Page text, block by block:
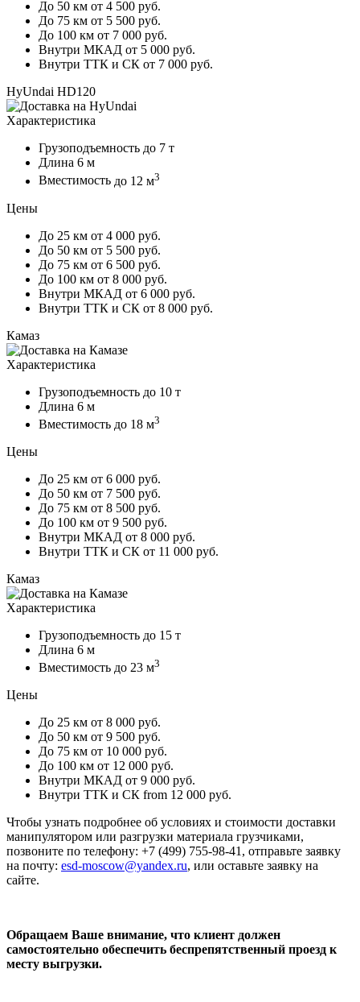
До 50 км от 4 500 руб.
До 75 км от 5 500 руб.
До 100 км от 7 000 руб.
Внутри МКАД от 5 000 руб.
Внутри ТТК и СК от 7 000 руб.
HyUndai HD120
Характеристика
Грузоподъемность до 7 т
Длина 6 м
Вместимость до 12 м3
Цены
До 25 км от 4 000 руб.
До 50 км от 5 500 руб.
До 75 км от 6 500 руб.
До 100 км от 8 000 руб.
Внутри МКАД от 6 000 руб.
Внутри ТТК и СК от 8 000 руб.
Камаз
Характеристика
Грузоподъемность до 10 т
Длина 6 м
Вместимость до 18 м3
Цены
До 25 км от 6 000 руб.
До 50 км от 7 500 руб.
До 75 км от 8 500 руб.
До 100 км от 9 500 руб.
Внутри МКАД от 8 000 руб.
Внутри ТТК и СК от 11 000 руб.
Камаз
Характеристика
Грузоподъемность до 15 т
Длина 6 м
Вместимость до 23 м3
Цены
До 25 км от 8 000 руб.
До 50 км от 9 500 руб.
До 75 км от 10 000 руб.
До 100 км от 12 000 руб.
Внутри МКАД от 9 000 руб.
Внутри ТТК и СК from 12 000 руб.
Чтобы узнать подробнее об условиях и стоимости доставки
манипулятором или разгрузки материала грузчиками,
позвоните по телефону: +7 (499) 755-98-41, отправьте заявку
на почту: esd-moscow@yandex.ru, или оставьте заявку на
сайте.
Обращаем Ваше внимание, что клиент должен
самостоятельно обеспечить беспрепятственный проезд к
месту выгрузки.